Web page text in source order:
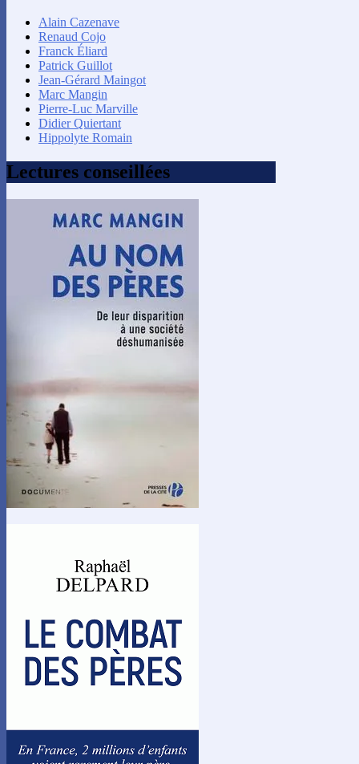
Alain Cazenave
Renaud Cojo
Franck Éliard
Patrick Guillot
Jean-Gérard Maingot
Marc Mangin
Pierre-Luc Marville
Didier Quiertant
Hippolyte Romain
Lectures conseillées